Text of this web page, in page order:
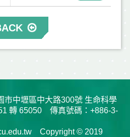
市中壢區中大路300號 生命科學
轉 65050 傳真號碼：+886-3-
Copyright © 2019